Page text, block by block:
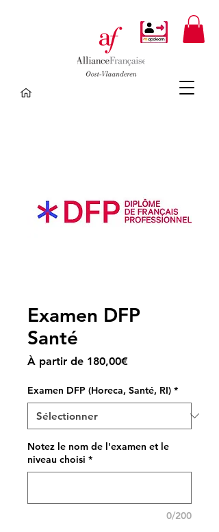
Examen DFP
Santé
À partir de 180,00€Prix
Examen DFP (Horeca, Santé, RI) *
Notez le nom de l'examen et le
niveau choisi *
0/200